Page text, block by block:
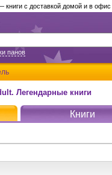
панов
книги с доставкой домой и в
Легендарные книги
Книги